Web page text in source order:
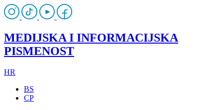
MEDIJSKA I INFORMACIJSKA
PISMENOST
HR
BS
CP